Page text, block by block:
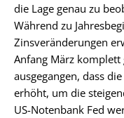
die Lage genau zu
Während zu
Zinsveränderungen
Anfang März
ausgegangen, dass
erhöht, um die
US-Notenbank Fed